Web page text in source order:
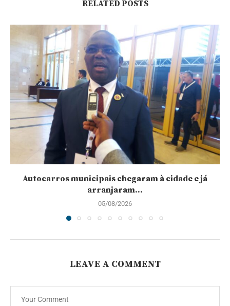
RELATED POSTS
Autocarros municipais chegaram à cidade e já
arranjaram...
05/08/2026
LEAVE A COMMENT